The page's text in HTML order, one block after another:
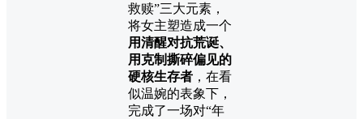
救赎”三大元素，
将女主塑造成一个
用清醒对抗荒诞、
用克制撕碎偏见的
硬核生存者 ，在看
似温婉的表象下，
完成了一场对“年